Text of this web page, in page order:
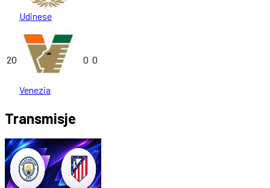
Udinese
20
Venezia
0 0
Transmisje